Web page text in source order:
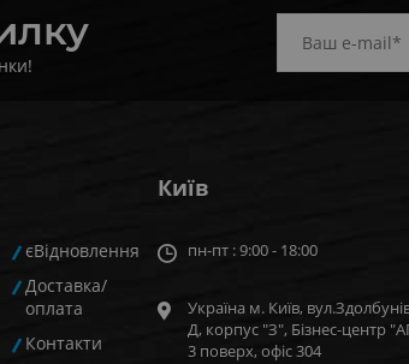
єВідновлення
Доставка/
оплата
Контакти
Київ
пн-пт : 9:00 - 18:00
Україна м. Київ,
Д, корпус "З", Бізнес-центр
3 поверх, офiс 304